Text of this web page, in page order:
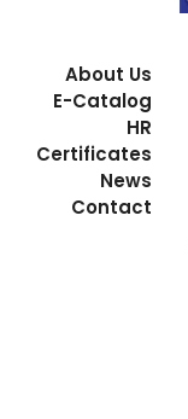
About Us
E-Catalog
HR
Certificates
News
Contact